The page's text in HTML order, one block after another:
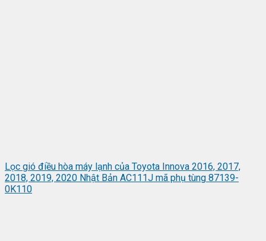
Lọc gió điều hòa máy lạnh của Toyota Innova 2016, 2017,
2018, 2019, 2020 Nhật Bản AC111J mã phụ tùng 87139-
0K110